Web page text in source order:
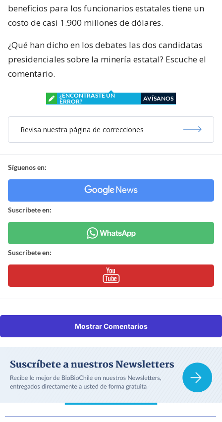
beneficios para los funcionarios estatales tiene un
costo de casi 1.900 millones de dólares.
¿Qué han dicho en los debates las dos candidatas
presidenciales sobre la minería estatal? Escuche el
comentario.
¿ENCONTRASTE UN
ERROR?
AVÍSANOS
Revisa nuestra página de correcciones
Síguenos en:
Suscríbete en:
Suscríbete en:
Mostrar Comentarios